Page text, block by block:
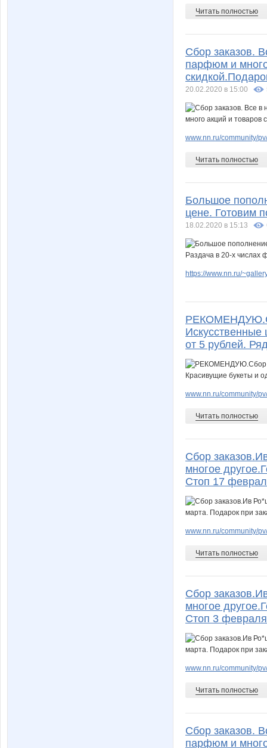
Читать полностью
Сбор заказов.
парфюм и
20.02.2020 в 15:00
www.nn.ru/community/
Читать полностью
Большое
цене. Готовим
18.02.2020 в 15:13
https://www.nn.ru/
от 5 рублей.
www.nn.ru/community/
Читать полностью
Сбор
многое
Стоп 17
www.nn.ru/community/
Читать полностью
Сбор
многое
Стоп 3 февраля
www.nn.ru/community/
Читать полностью
Сбор заказов.
парфюм и